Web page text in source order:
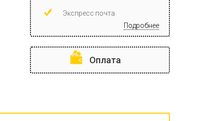
Экспресс почта
Подробнее
Оплата